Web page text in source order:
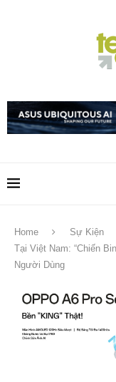
Home Sự Kiện
Tại Việt Nam: “Chiến
Người Dùng